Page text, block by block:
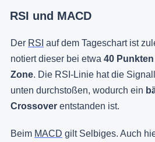
RSI und MACD
Der RSI auf dem Tageschart ist
notiert dieser bei etwa 40 Punkten
Zone. Die RSI-Linie hat die
unten durchstoßen, wodurch ein
Crossover entstanden ist.
Beim MACD gilt Selbiges. Auch